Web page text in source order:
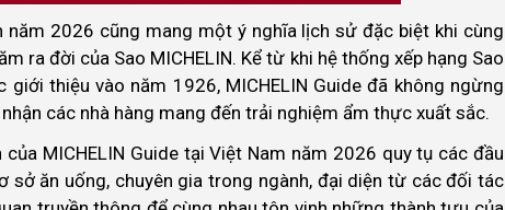
2026 cũng mang một ý nghĩa lịch sử đặc biệt khi cùng
ra đời của Sao MICHELIN. Kể từ khi hệ thống xếp hạng Sao
giới thiệu vào năm 1926, MICHELIN Guide đã không ngừng
các nhà hàng mang đến trải nghiệm ẩm thực xuất sắc.
MICHELIN Guide tại Việt Nam năm 2026 quy tụ các đầu
sở ăn uống, chuyên gia trong ngành, đại diện từ các đối tác